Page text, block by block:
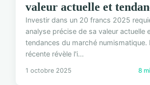
valeur actuelle et
Investir dans un 20 francs 2025
analyse précise de sa valeur actuelle
tendances du marché numismatique.
récente révèle l'i...
1 octobre 2025 8